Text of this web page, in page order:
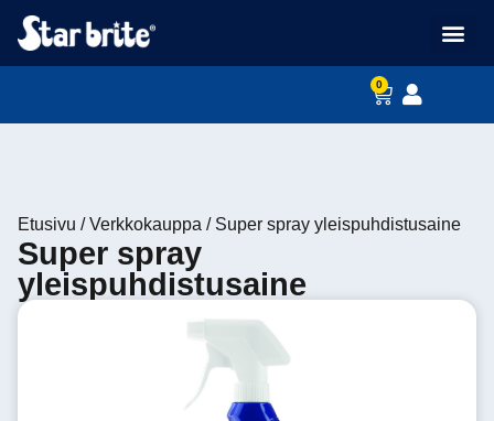
0
Etusivu /Verkkokauppa / Super spray yleispuhdistusaine
Super spray
yleispuhdistusaine